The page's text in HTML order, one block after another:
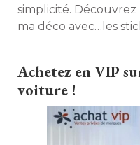
simplicité. Découvrez
ma déco avec…les
Achetez en VIP
voiture !